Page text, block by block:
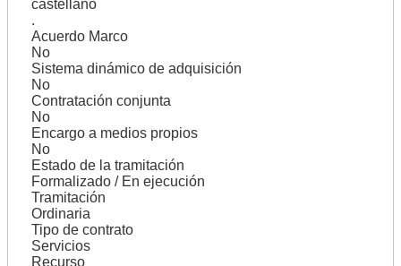
castellano
.
Acuerdo Marco
No
Sistema dinámico de adquisición
No
Contratación conjunta
No
Encargo a medios propios
No
Estado de la tramitación
Formalizado / En ejecución
Tramitación
Ordinaria
Tipo de contrato
Servicios
Recurso